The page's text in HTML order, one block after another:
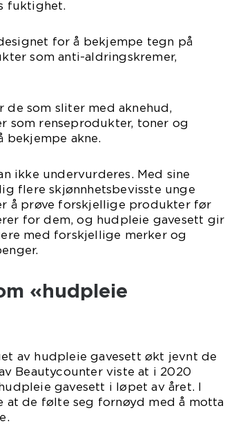
fuktighet.
for å bekjempe tegn på
som anti-aldringskremer,
som sliter med aknehud,
som renseprodukter, toner og
akne.
ikke undervurderes. Med sine
flere skjønnhetsbevisste unge
å prøve forskjellige produkter før
for dem, og hudpleie gavesett gir
med forskjellige merker og
«hudpleie
av hudpleie gavesett økt jevnt de
Beautycounter viste at i 2020
gavesett i løpet av året. I
de følte seg fornøyd med å motta